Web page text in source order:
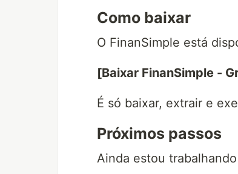
Como baixar
O FinanSimple está
[Baixar FinanSimple -
É só baixar, extrair e
Próximos passos
Ainda estou